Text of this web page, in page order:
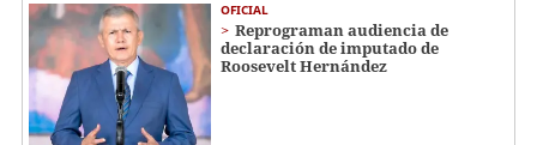
OFICIAL
Reprograman audiencia de
declaración de imputado de
Roosevelt Hernández